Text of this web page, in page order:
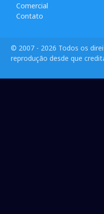
Comercial
Contato
© 2007 - 2026 Todos os
reprodução desde que